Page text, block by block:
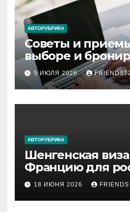
АВТОРУБРИКА
Советы и
выборе и
авиабилетов
5 ИЮЛЯ 2026
АВТОРУБРИКА
Шенгенская
Францию для
2026 году: сроки
и список
документов
18 ИЮНЯ 2026